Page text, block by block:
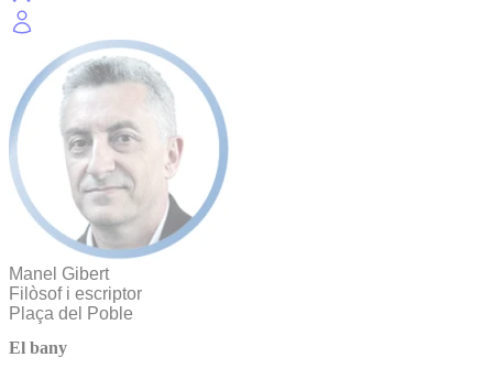
Manel Gibert
Filòsof i escriptor
Plaça del Poble
El bany